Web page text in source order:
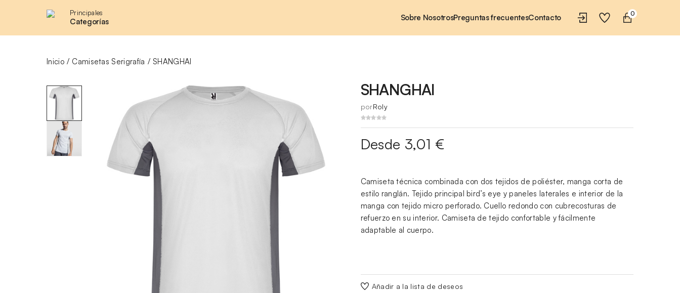
Principales
Categorías Sobre NosotrosPreguntas frecuentesContacto 0
Inicio Camisetas Serigrafía SHANGHAI
SHANGHAI
porRoly
Desde 3,01 €
Camiseta técnica combinada con dos tejidos de poliéster, manga corta de
estilo ranglán. Tejido principal bird’s eye y paneles laterales e interior de la
manga con tejido micro perforado. Cuello redondo con cubrecosturas de
refuerzo en su interior. Camiseta de tejido confortable y fácilmente
adaptable al cuerpo.
Añadir a la lista de deseos